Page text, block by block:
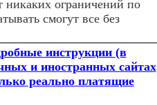
ограничений по
смогут все без
инструкции (в
и иностранных сайтах
реально платящие